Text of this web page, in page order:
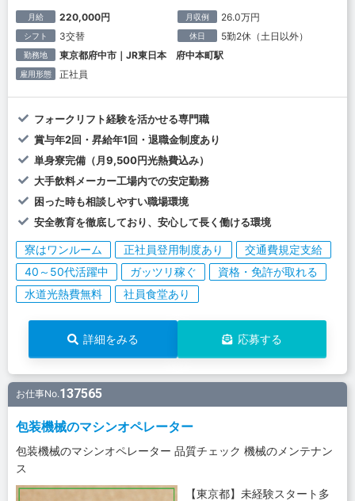
月給 220,000円 月収例 26.0万円
シフト 3交替 休日 5勤2休（土日以外）
勤務地 東京都府中市｜JR東日本 府中本町駅
雇用形態 正社員
フォークリフト経験を活かせる専門職
賞与年2回・昇給年1回・退職金制度あり
単身寮完備（月9,500円光熱費込み）
大手飲料メーカー工場内での安定勤務
困った時も相談しやすい職場環境
安全教育を徹底しており、安心して長く働ける環境
寮はワンルーム 正社員登用制度あり
交通費規定支給
40～50代活躍中
ガッツリ稼ぐ
資格・免許が取れる
水道光熱費無料
社員食堂あり
詳細をみる 応募する
お仕事No.137565
包装機械のマシンオペレーター
包装機械のマシンオペレーター 品質チェック 機械のメンテナン
ス
【東京都】未経験スタート多